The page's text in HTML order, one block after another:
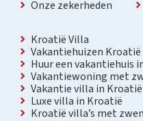
Onze zekerheden
Kroatië Villa
Vakantiehuizen Kroatië
Huur een vakantiehuis
Vakantiewoning met
Vakantie villa in Kroatië
Luxe villa in Kroatië
Kroatië villa’s met